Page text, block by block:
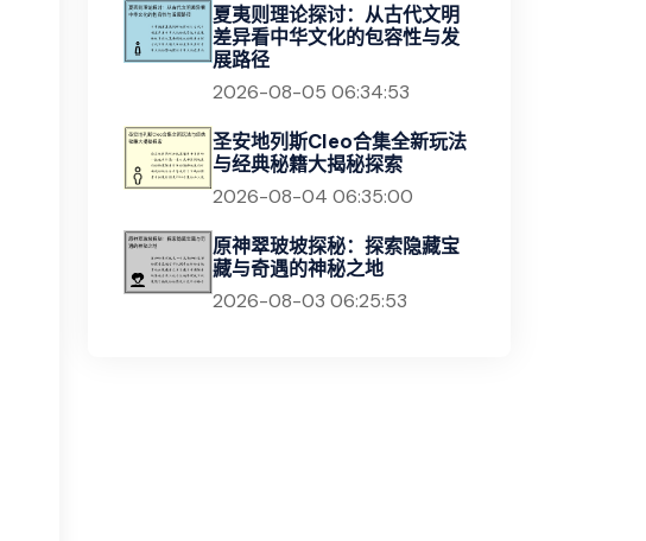
夏夷则理论探讨：从古代文明
差异看中华文化的包容性与发
展路径
2026-08-05 06:34:53
圣安地列斯Cleo合集全新玩法
与经典秘籍大揭秘探索
2026-08-04 06:35:00
原神翠玻坡探秘：探索隐藏宝
藏与奇遇的神秘之地
2026-08-03 06:25:53